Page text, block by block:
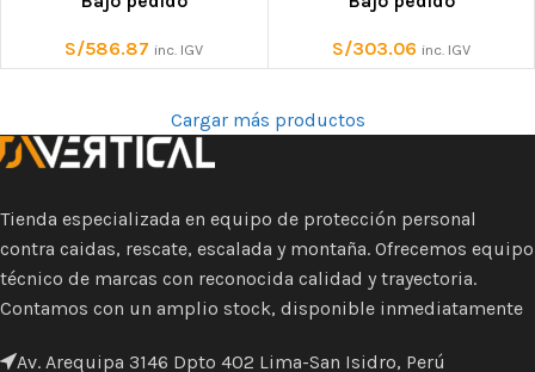
S/586.87 inc. IGV S/303.06 inc. IGV
Cargar más productos
Tienda especializada en equipo de protección personal
contra caidas, rescate, escalada y montaña. Ofrecemos equipo
técnico de marcas con reconocida calidad y trayectoria.
Contamos con un amplio stock, disponible inmediatamente
Av. Arequipa 3146 Dpto 402 Lima-San Isidro, Perú